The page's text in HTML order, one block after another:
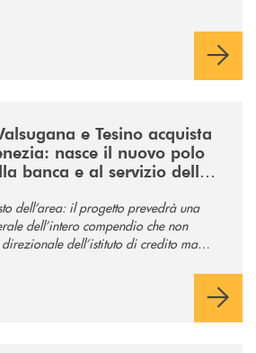
e Tesino acquista
nasce il nuovo polo
banca e al servizio della
dell’area: il progetto prevedrà una
dell’intero compendio che non
dell’istituto di credito ma